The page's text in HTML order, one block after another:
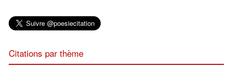
Citations par thème